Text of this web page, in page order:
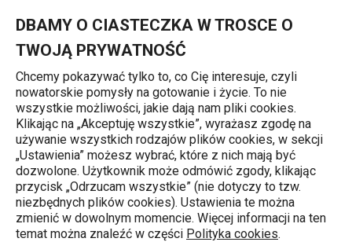
DBAMY O CIASTECZKA W TROSCE O
TWOJĄ PRYWATNOŚĆ
Chcemy pokazywać tylko to, co Cię interesuje, czyli
nowatorskie pomysły na gotowanie i życie. To nie
wszystkie możliwości, jakie dają nam pliki cookies.
Klikając na „Akceptuję wszystkie”, wyrażasz zgodę na
używanie wszystkich rodzajów plików cookies, w sekcji
„Ustawienia” możesz wybrać, które z nich mają być
dozwolone. Użytkownik może odmówić zgody, klikając
przycisk „Odrzucam wszystkie” (nie dotyczy to tzw.
niezbędnych plików cookies). Ustawienia te można
zmienić w dowolnym momencie. Więcej informacji na ten
temat można znaleźć w części Polityka cookies.
Strona główna
Obierak do kiwi PRESTO